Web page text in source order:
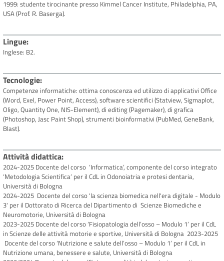
1999: studente tirocinante presso Kimmel Cancer Institute, Philadelphia, PA,
USA (Prof. R. Baserga).
Lingue
Inglese: B2.
Tecnologie
Competenze informatiche: ottima conoscenza ed utilizzo di applicativi Office
(Word, Exel, Power Point, Access), software scientifici (Statview, Sigmaplot,
Oligo, Quantity One, NIS-Element), di editing (Pagemaker), di grafica
(Photoshop, Jasc Paint Shop), strumenti bioinformativi (PubMed, GeneBank,
Blast).
Attività didattica
2024-2025 Docente del corso ‘Informatica’, componente del corso integrato
‘Metodologia Scientifica’ per il CdL in Odonoiatria e protesi dentaria,
Università di Bologna
2024-2025 Docente del corso 'la scienza biomedica nell'era digitale - Modulo
3' per il Dottorato di Ricerca del Dipartimento di Scienze Biomediche e
Neuromotorie, Università di Bologna
2023-2025 Docente del corso ‘Fisiopatologia dell’osso – Modulo 1’ per il CdL
in Scienze delle attività motorie e sportive, Università di Bologna 2023-2025
Docente del corso ‘Nutrizione e salute dell’osso – Modulo 1’ per il CdL in
Nutrizione umana, benessere e salute, Università di Bologna